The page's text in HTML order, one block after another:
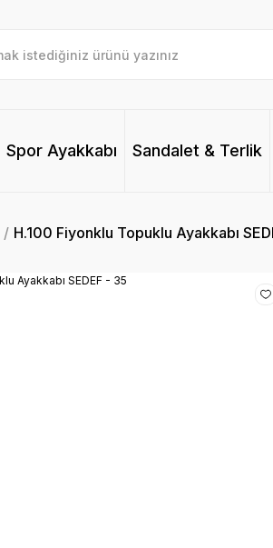
Spor Ayakkabı Sandalet & Terlik
H.100 Fiyonklu Topuklu Ayakkabı